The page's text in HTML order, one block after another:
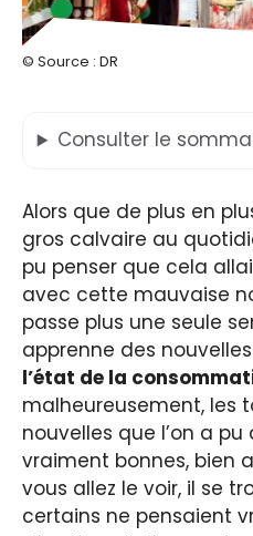
© Source : DR
Consulter le
Alors que de plus en
gros calvaire au
pu penser que cela
avec cette mauvaise
passe plus une seule
apprenne des
l’état de la
malheureusement, les
nouvelles que l’on a
vraiment bonnes, bien
vous allez le voir, il se
certains ne pensaient